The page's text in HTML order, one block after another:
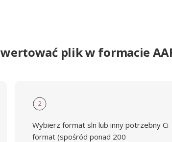
plik w formacie
2
Wybierz format sln lub inny potrzebny Ci
format (spośród ponad 200